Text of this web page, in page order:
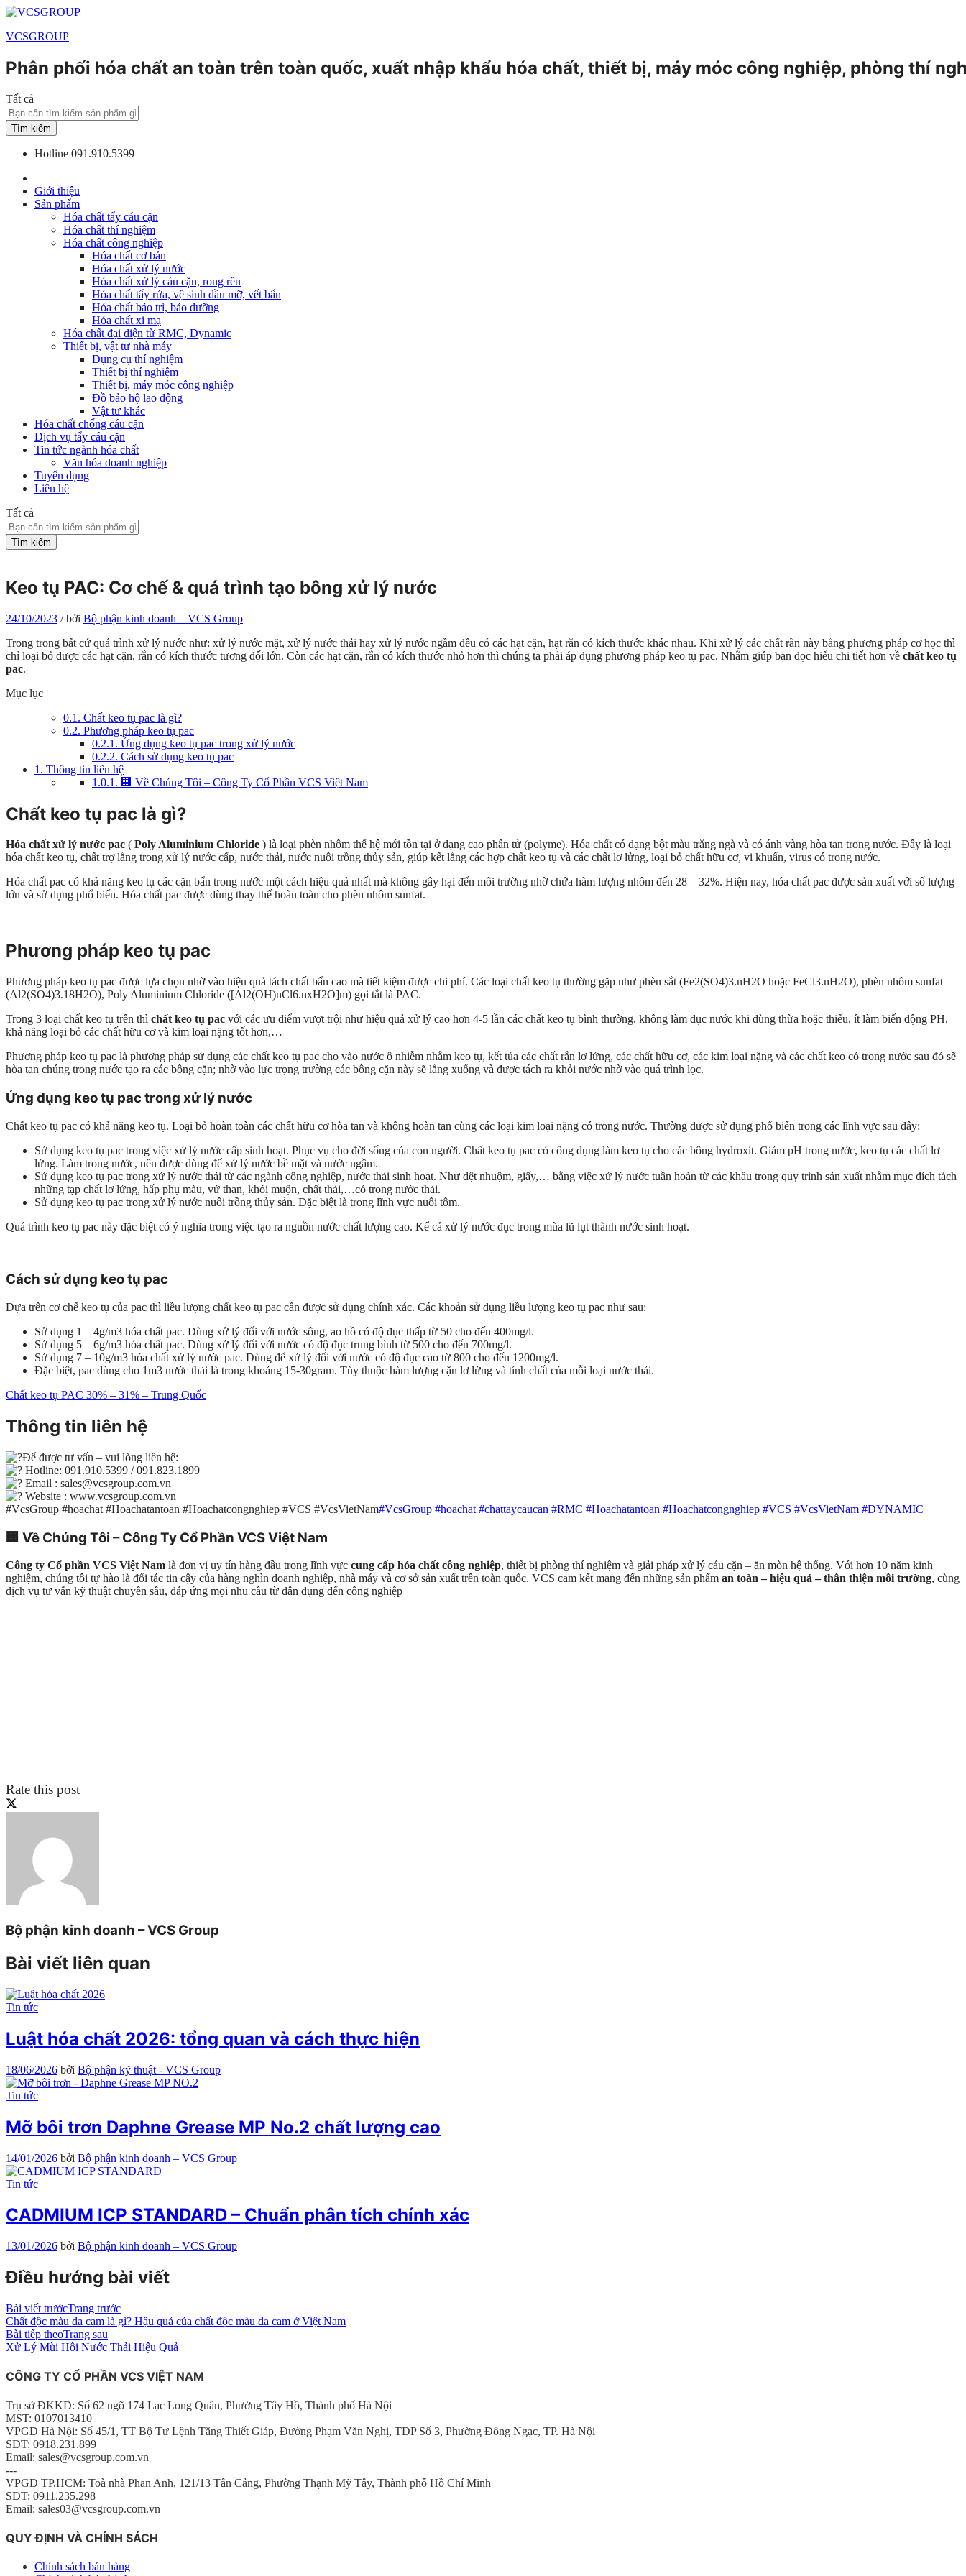
VCSGROUP
Phân phối hóa chất an toàn trên toàn quốc, xuất nhập khẩu hóa chất, thiết bị, máy móc công nghiệp, phòng thí
Tất cả
Tìm kiếm
Hotline 091.910.5399
Giới thiệu
Sản phẩm
Hóa chất tẩy cáu cặn
Hóa chất thí nghiệm
Hóa chất công nghiệp
Hóa chất cơ bản
Hóa chất xử lý nước
Hóa chất xử lý cáu cặn, rong rêu
Hóa chất tẩy rửa, vệ sinh dầu mỡ, vết bẩn
Hóa chất bảo trì, bảo dưỡng
Hóa chất xi mạ
Hóa chất đại diện từ RMC, Dynamic
Thiết bị, vật tư nhà máy
Dụng cụ thí nghiệm
Thiết bị thí nghiệm
Thiết bị, máy móc công nghiệp
Đồ bảo hộ lao động
Vật tư khác
Hóa chất chống cáu cặn
Dịch vụ tẩy cáu cặn
Tin tức ngành hóa chất
Văn hóa doanh nghiệp
Tuyển dụng
Liên hệ
Tất cả
Tìm kiếm
Keo tụ PAC: Cơ chế & quá trình tạo bông xử lý nước
24/10/2023 /bởi Bộ phận kinh doanh – VCS Group
Trong trong bất cứ quá trình xử lý nước như: xử lý nước mặt, xử lý nước thải hay xử lý nước ngầm đều có các hạt cặn, hạt rắn có kích thước khác nhau. Khi xử lý các chất rắn này bằng phương pháp cơ học thì
chỉ loại bỏ được các hạt cặn, rắn có kích thước tương đối lớn. Còn các hạt cặn, rắn có kích thước nhỏ hơn thì chúng ta phải áp dụng phương pháp keo tụ pac. Nhằm giúp bạn đọc hiểu chi tiết hơn về chất keo tụ
pac.
Mục lục
0.1. Chất keo tụ pac là gì?
0.2. Phương pháp keo tụ pac
0.2.1. Ứng dụng keo tụ pac trong xử lý nước
0.2.2. Cách sử dụng keo tụ pac
1. Thông tin liên hệ
1.0.1. 🏢 Về Chúng Tôi – Công Ty Cổ Phần VCS Việt Nam
Chất keo tụ pac là gì?
Hóa chất xử lý nước pac ( Poly Aluminium Chloride ) là loại phèn nhôm thế hệ mới tồn tại ở dạng cao phân tử (polyme). Hóa chất có dạng bột màu trắng ngà và có ánh vàng hòa tan trong nước. Đây là loại
hóa chất keo tụ, chất trợ lắng trong xử lý nước cấp, nước thải, nước nuôi trồng thủy sản, giúp kết lắng các hợp chất keo tụ và các chất lơ lửng, loại bỏ chất hữu cơ, vi khuẩn, virus có trong nước.
Hóa chất pac có khả năng keo tụ các cặn bẩn trong nước một cách hiệu quả nhất mà không gây hại đến môi trường nhờ chứa hàm lượng nhôm đến 28 – 32%. Hiện nay, hóa chất pac được sản xuất với số lượng
lớn và sử dụng phổ biến. Hóa chất pac được dùng thay thế hoàn toàn cho phèn nhôm sunfat.
Phương pháp keo tụ pac
Phương pháp keo tụ pac được lựa chọn nhờ vào hiệu quả tách chất bẩn cao mà tiết kiệm được chi phí. Các loại chất keo tụ thường gặp như phèn sắt (Fe2(SO4)3.nH2O hoặc FeCl3.nH2O), phèn nhôm sunfat
(Al2(SO4)3.18H2O), Poly Aluminium Chloride ([Al2(OH)nCl6.nxH2O]m) gọi tắt là PAC.
Trong 3 loại chất keo tụ trên thì chất keo tụ pac với các ưu điểm vượt trội như hiệu quả xử lý cao hơn 4-5 lần các chất keo tụ bình thường, không làm đục nước khi dùng thừa hoặc thiếu, ít làm biến động PH,
khả năng loại bỏ các chất hữu cơ và kim loại nặng tốt hơn,…
Phương pháp keo tụ pac là phương pháp sử dụng các chất keo tụ pac cho vào nước ô nhiễm nhằm keo tụ, kết tủa các chất rắn lơ lửng, các chất hữu cơ, các kim loại nặng và các chất keo có trong nước sau đó sẽ
hòa tan chúng trong nước tạo ra các bông cặn; nhờ vào lực trọng trường các bông cặn này sẽ lắng xuống và được tách ra khỏi nước nhờ vào quá trình lọc.
Ứng dụng keo tụ pac trong xử lý nước
Chất keo tụ pac có khả năng keo tụ. Loại bỏ hoàn toàn các chất hữu cơ hòa tan và không hoàn tan cùng các loại kim loại nặng có trong nước. Thường được sử dụng phổ biến trong các lĩnh vực sau đây:
Sử dụng keo tụ pac trong việc xử lý nước cấp sinh hoạt. Phục vụ cho đời sống của con người. Chất keo tụ pac có công dụng làm keo tụ cho các bông hydroxit. Giảm pH trong nước, keo tụ các chất lơ
lửng. Làm trong nước, nên được dùng để xử lý nước bề mặt và nước ngầm.
Sử dụng keo tụ pac trong xử lý nước thải từ các ngành công nghiệp, nước thải sinh hoạt. Như dệt nhuộm, giấy,… bằng việc xử lý nước tuần hoàn từ các khâu trong quy trình sản xuất nhằm mục đích tách
những tạp chất lơ lửng, hấp phụ màu, vử than, khói muộn, chất thải,…có trong nước thải.
Sử dụng keo tụ pac trong xử lý nước nuôi trồng thủy sản. Đặc biệt là trong lĩnh vực nuôi tôm.
Quá trình keo tụ pac này đặc biệt có ý nghĩa trong việc tạo ra nguồn nước chất lượng cao. Kể cả xử lý nước đục trong mùa lũ lụt thành nước sinh hoạt.
Cách sử dụng keo tụ pac
Dựa trên cơ chế keo tụ của pac thì liều lượng chất keo tụ pac cần được sử dụng chính xác. Các khoản sử dụng liều lượng keo tụ pac như sau:
Sử dụng 1 – 4g/m3 hóa chất pac. Dùng xử lý đối với nước sông, ao hồ có độ đục thấp từ 50 cho đến 400mg/l.
Sử dụng 5 – 6g/m3 hóa chất pac. Dùng xử lý đối với nước có độ đục trung bình từ 500 cho đến 700mg/l.
Sử dụng 7 – 10g/m3 hóa chất xử lý nước pac. Dùng để xử lý đối với nước có độ đục cao từ 800 cho đến 1200mg/l.
Đặc biệt, pac dùng cho 1m3 nước thải là trong khoảng 15-30gram. Tùy thuộc hàm lượng cặn lơ lửng và tính chất của mỗi loại nước thải.
Chất keo tụ PAC 30% – 31% – Trung Quốc
Thông tin liên hệ
Để được tư vấn – vui lòng liên hệ:
Hotline: 091.910.5399 / 091.823.1899
Email : sales@vcsgroup.com.vn
Website : www.vcsgroup.com.vn
#VcsGroup #hoachat #Hoachatantoan #Hoachatcongnghiep #VCS #VcsVietNam#VcsGroup #hoachat #chattaycaucan #RMC #Hoachatantoan #Hoachatcongnghiep #VCS #VcsVietNam #DYNAMIC
🏢 Về Chúng Tôi – Công Ty Cổ Phần VCS Việt Nam
Công ty Cổ phần VCS Việt Nam là đơn vị uy tín hàng đầu trong lĩnh vực cung cấp hóa chất công nghiệp, thiết bị phòng thí nghiệm và giải pháp xử lý cáu cặn – ăn mòn hệ thống. Với hơn 10 năm kinh
nghiệm, chúng tôi tự hào là đối tác tin cậy của hàng nghìn doanh nghiệp, nhà máy và cơ sở sản xuất trên toàn quốc. VCS cam kết mang đến những sản phẩm an toàn – hiệu quả – thân thiện môi trường, cùng
dịch vụ tư vấn kỹ thuật chuyên sâu, đáp ứng mọi nhu cầu từ dân dụng đến công nghiệp
Rate this post
Bộ phận kinh doanh – VCS Group
Bài viết liên quan
Tin tức
Luật hóa chất 2026: tổng quan và cách thực hiện
18/06/2026 bởi Bộ phận kỹ thuật - VCS Group
Tin tức
Mỡ bôi trơn Daphne Grease MP No.2 chất lượng cao
14/01/2026 bởi Bộ phận kinh doanh – VCS Group
Tin tức
CADMIUM ICP STANDARD – Chuẩn phân tích chính xác
13/01/2026 bởi Bộ phận kinh doanh – VCS Group
Điều hướng bài viết
Bài viết trướcTrang trước
Chất độc màu da cam là gì? Hậu quả của chất độc màu da cam ở Việt Nam
Bài tiếp theoTrang sau
Xử Lý Mùi Hôi Nước Thải Hiệu Quả
CÔNG TY CỔ PHẦN VCS VIỆT NAM
Trụ sở ĐKKD: Số 62 ngõ 174 Lạc Long Quân, Phường Tây Hồ, Thành phố Hà Nội
MST: 0107013410
VPGD Hà Nội: Số 45/1, TT Bộ Tư Lệnh Tăng Thiết Giáp, Đường Phạm Văn Nghị, TDP Số 3, Phường Đông Ngạc, TP. Hà Nội
SĐT: 0918.231.899
Email: sales@vcsgroup.com.vn
---
VPGD TP.HCM: Toà nhà Phan Anh, 121/13 Tân Cảng, Phường Thạnh Mỹ Tây, Thành phố Hồ Chí Minh
SĐT: 0911.235.298
Email: sales03@vcsgroup.com.vn
QUY ĐỊNH VÀ CHÍNH SÁCH
Chính sách bán hàng